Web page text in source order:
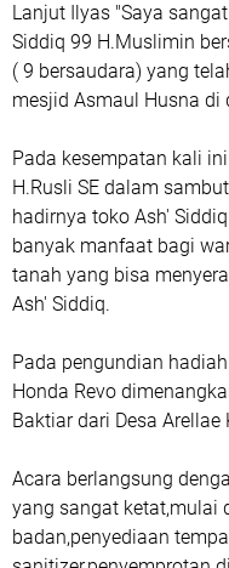
Lanjut Ilyas "Saya
Siddiq 99 H.Muslimin
( 9 bersaudara) yang
mesjid Asmaul Husna di
Pada kesempatan kali
H.Rusli SE dalam
hadirnya toko Ash'
banyak manfaat bagi
tanah yang bisa
Ash' Siddiq.
Pada pengundian
Honda Revo
Baktiar dari Desa
Acara berlangsung
yang sangat ketat,mulai
badan,penyediaan